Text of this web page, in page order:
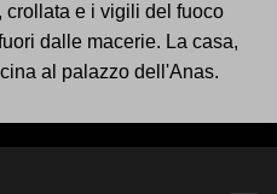
crollata e i vigili del fuoco
dalle macerie. La casa,
al palazzo dell'Anas.